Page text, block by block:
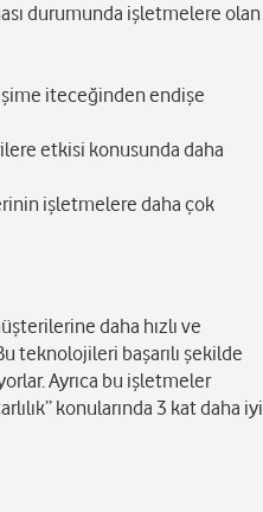
durumunda işletmelere olan
iteceğinden endişe
etkisi konusunda daha
işletmelere daha çok
daha hızlı ve
teknolojileri başarılı şekilde
Ayrıca bu işletmeler
konularında 3 kat daha iyi